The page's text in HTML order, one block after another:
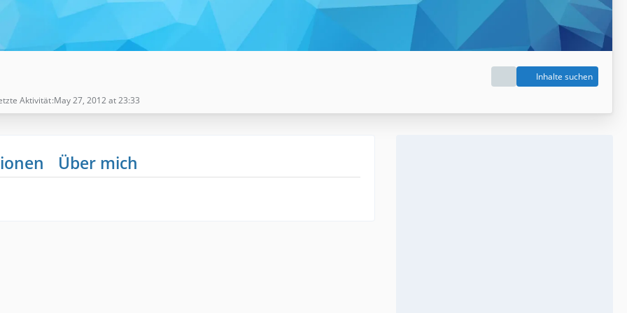
Inhalte suchen
Aktivität May 27, 2012 at 23:33
Über mich